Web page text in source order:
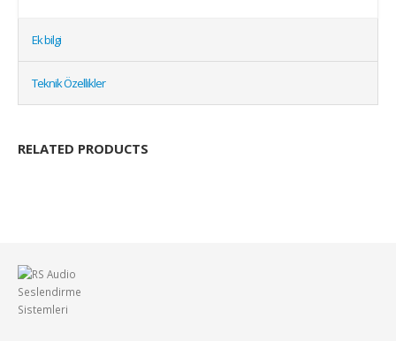
Ek bilgi
Teknik Özellikler
RELATED PRODUCTS